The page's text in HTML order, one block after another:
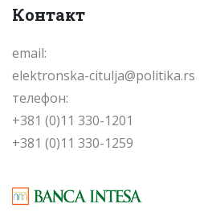
Контакт
email:
elektronska-citulja@politika.rs
телефон:
+381 (0)11 330-1201
+381 (0)11 330-1259